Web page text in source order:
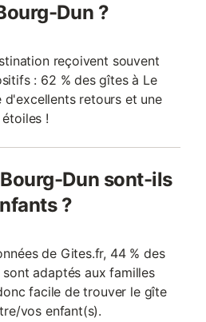
Dun ?
reçoivent souvent
: 62 % des gîtes à Le
d'excellents retours et une
!
Dun sont-ils
?
de Gites.fr, 44 % des
adaptés aux familles
facile de trouver le gîte
vos enfant(s).